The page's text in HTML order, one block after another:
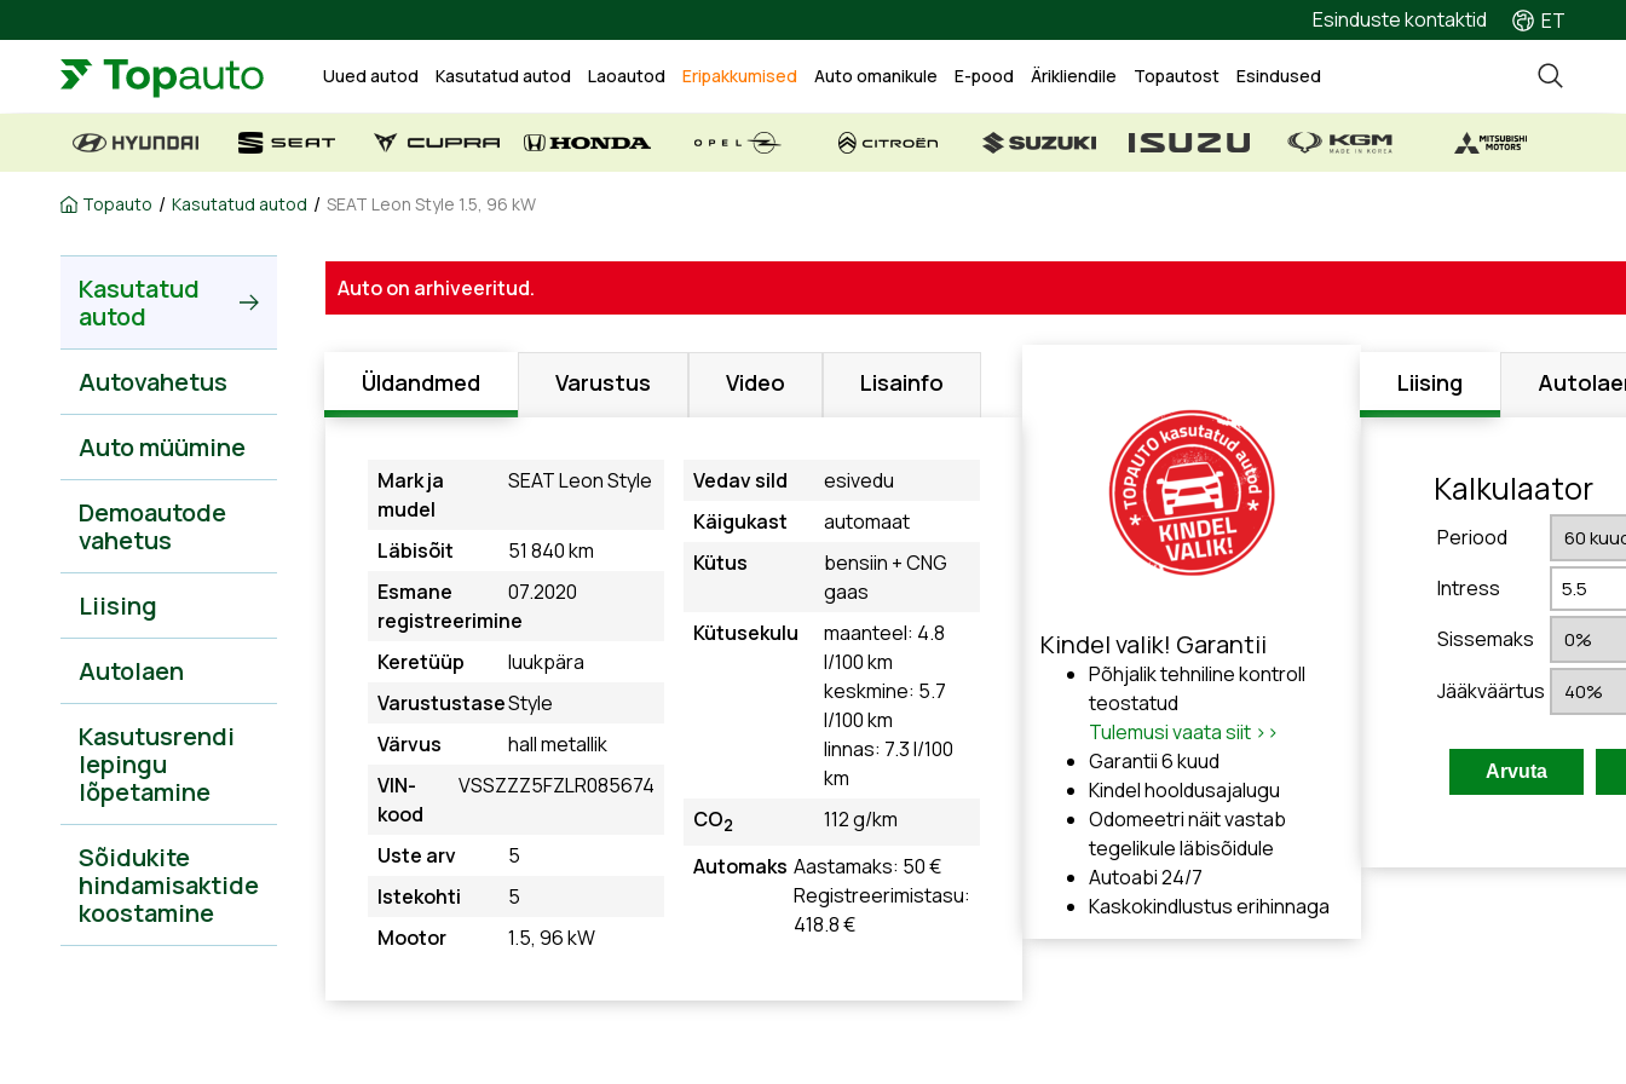
Esinduste kontaktid ET
Uued autod Kasutatud autod Laoautod Eripakkumised Auto omanikule E-pood Ärikliendile Topautost Esindused
Topauto / Kasutatud autod / SEAT Leon Style 1.5, 96 kW
Kasutatud
autod
Autovahetus
Auto müümine
Demoautode
vahetus
Liising
Autolaen
Kasutusrendi
lepingu
lõpetamine
Sõidukite
hindamisaktide
koostamine
Auto on arhiveeritud.
Üldandmed Varustus Video Lisainfo
Mark ja
mudel
SEAT Leon Style
Läbisõit
51 840 km
Esmane
registreerimine
07.2020
Keretüüp
luukpära
VarustustaseStyle
Värvus
hall metallik
VIN-
kood
VSSZZZ5FZLR085674
Uste arv
5
Istekohti
5
Mootor
1.5, 96 kW
Vedav sild
esivedu
Käigukast
automaat
Kütus
bensiin + CNG
gaas
Kütusekulu
maanteel: 4.8
l/100 km
keskmine: 5.7
l/100 km
linnas: 7.3 l/100
km
CO2
112 g/km
Automaks Aastamaks: 50 €
Registreerimistasu:
418.8 €
Kindel valik! Garantii
Põhjalik tehniline kontroll
teostatud
Tulemusi vaata siit >>
Garantii 6 kuud
Kindel hooldusajalugu
Odomeetri näit vastab
tegelikule läbisõidule
Autoabi 24/7
Kaskokindlustus erihinnaga
Liising
Kalkulaator
Periood
Intress
Sissemaks
Jääkväärtus